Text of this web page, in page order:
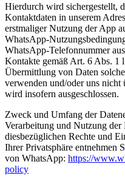
Hierdurch wird sichergestellt,
Kontaktdaten in unserem
erstmaliger Nutzung der App
WhatsApp-
WhatsApp-Telefonnummer
Kontakte gemäß Art. 6 Abs.
Übermittlung von Daten
verwenden und/oder uns
wird insofern ausgeschlossen.
Zweck und Umfang der
Verarbeitung und Nutzung
diesbezüglichen Rechte und
Ihrer Privatsphäre entnehmen
von WhatsApp: https://
policy